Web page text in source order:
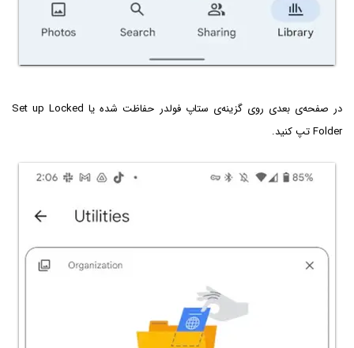
در صفحه‌ی بعدی روی گزینه‌ی ستاپ فولدر حفاظت شده یا Set up Locked
Folder تپ کنید.